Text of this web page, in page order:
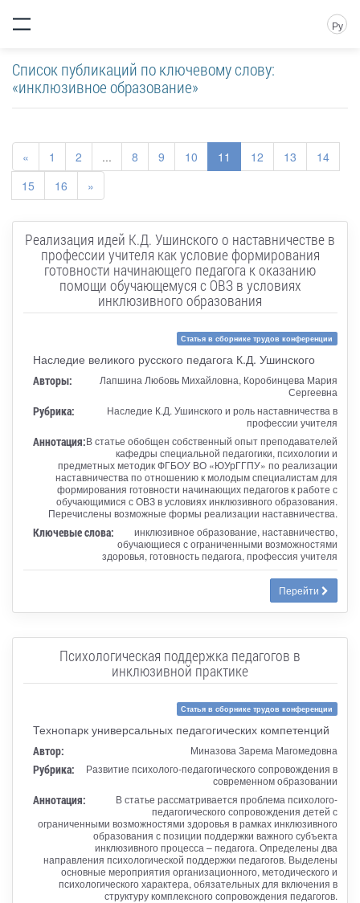
Ру
Список публикаций по ключевому слову:
«инклюзивное образование»
« 1 2 ... 8 9 10 11 12 13
14
15
16 »
Реализация идей К.Д. Ушинского о наставничестве в
профессии учителя как условие формирования
готовности начинающего педагога к оказанию
помощи обучающемуся с ОВЗ в условиях
инклюзивного образования
Статья в сборнике трудов конференции
Наследие великого русского педагога К.Д. Ушинского
Авторы:
Лапшина Любовь Михайловна, Коробинцева Мария
Сергеевна
Рубрика:
Наследие К.Д. Ушинского и роль наставничества в
профессии учителя
Аннотация:В статье обобщен собственный опыт преподавателей
кафедры специальной педагогики, психологии и
предметных методик ФГБОУ ВО «ЮУрГГПУ» по реализации
наставничества по отношению к молодым специалистам для
формирования готовности начинающих педагогов к работе с
обучающимися с ОВЗ в условиях инклюзивного образования.
Перечислены возможные формы реализации наставничества.
Ключевые слова:
инклюзивное образование, наставничество,
обучающиеся с ограниченными возможностями
здоровья, готовность педагога, профессия учителя
Перейти
Психологическая поддержка педагогов в
инклюзивной практике
Статья в сборнике трудов конференции
Технопарк универсальных педагогических компетенций
Автор: Миназова Зарема Магомедовна
Рубрика:
Развитие психолого-педагогического сопровождения в
современном образовании
Аннотация:
В статье рассматривается проблема психолого-
педагогического сопровождения детей с
ограниченными возможностями здоровья в рамках инклюзивного
образования с позиции поддержки важного субъекта
инклюзивного процесса – педагога. Определены два
направления психологической поддержки педагогов. Выделены
основные мероприятия организационного, методического и
психологического характера, обязательных для включения в
структуру комплексного сопровождения педагогов.